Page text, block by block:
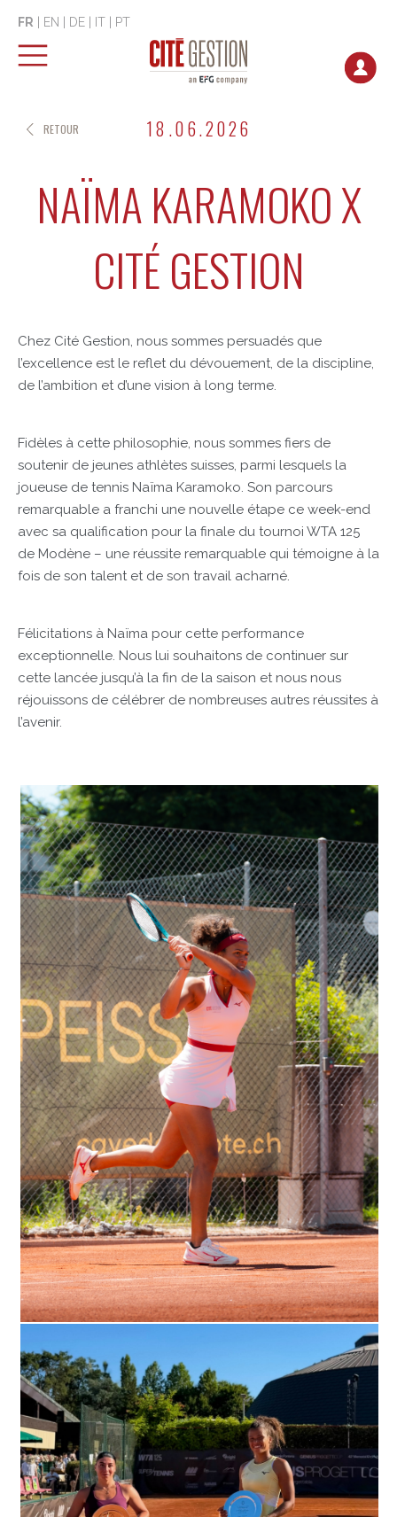
FR EN DE IT PT
18.06.2026
NAÏMA KARAMOKO X
CITÉ GESTION
Chez Cité Gestion, nous sommes persuadés que
l’excellence est le reflet du dévouement, de la discipline,
de l’ambition et d’une vision à long terme.
Fidèles à cette philosophie, nous sommes fiers de
soutenir de jeunes athlètes suisses, parmi lesquels la
joueuse de tennis Naïma Karamoko. Son parcours
remarquable a franchi une nouvelle étape ce week-end
avec sa qualification pour la finale du tournoi WTA 125
de Modène – une réussite remarquable qui témoigne à la
fois de son talent et de son travail acharné.
Félicitations à Naïma pour cette performance
exceptionnelle. Nous lui souhaitons de continuer sur
cette lancée jusqu’à la fin de la saison et nous nous
réjouissons de célébrer de nombreuses autres réussites à
l’avenir.
RETOUR